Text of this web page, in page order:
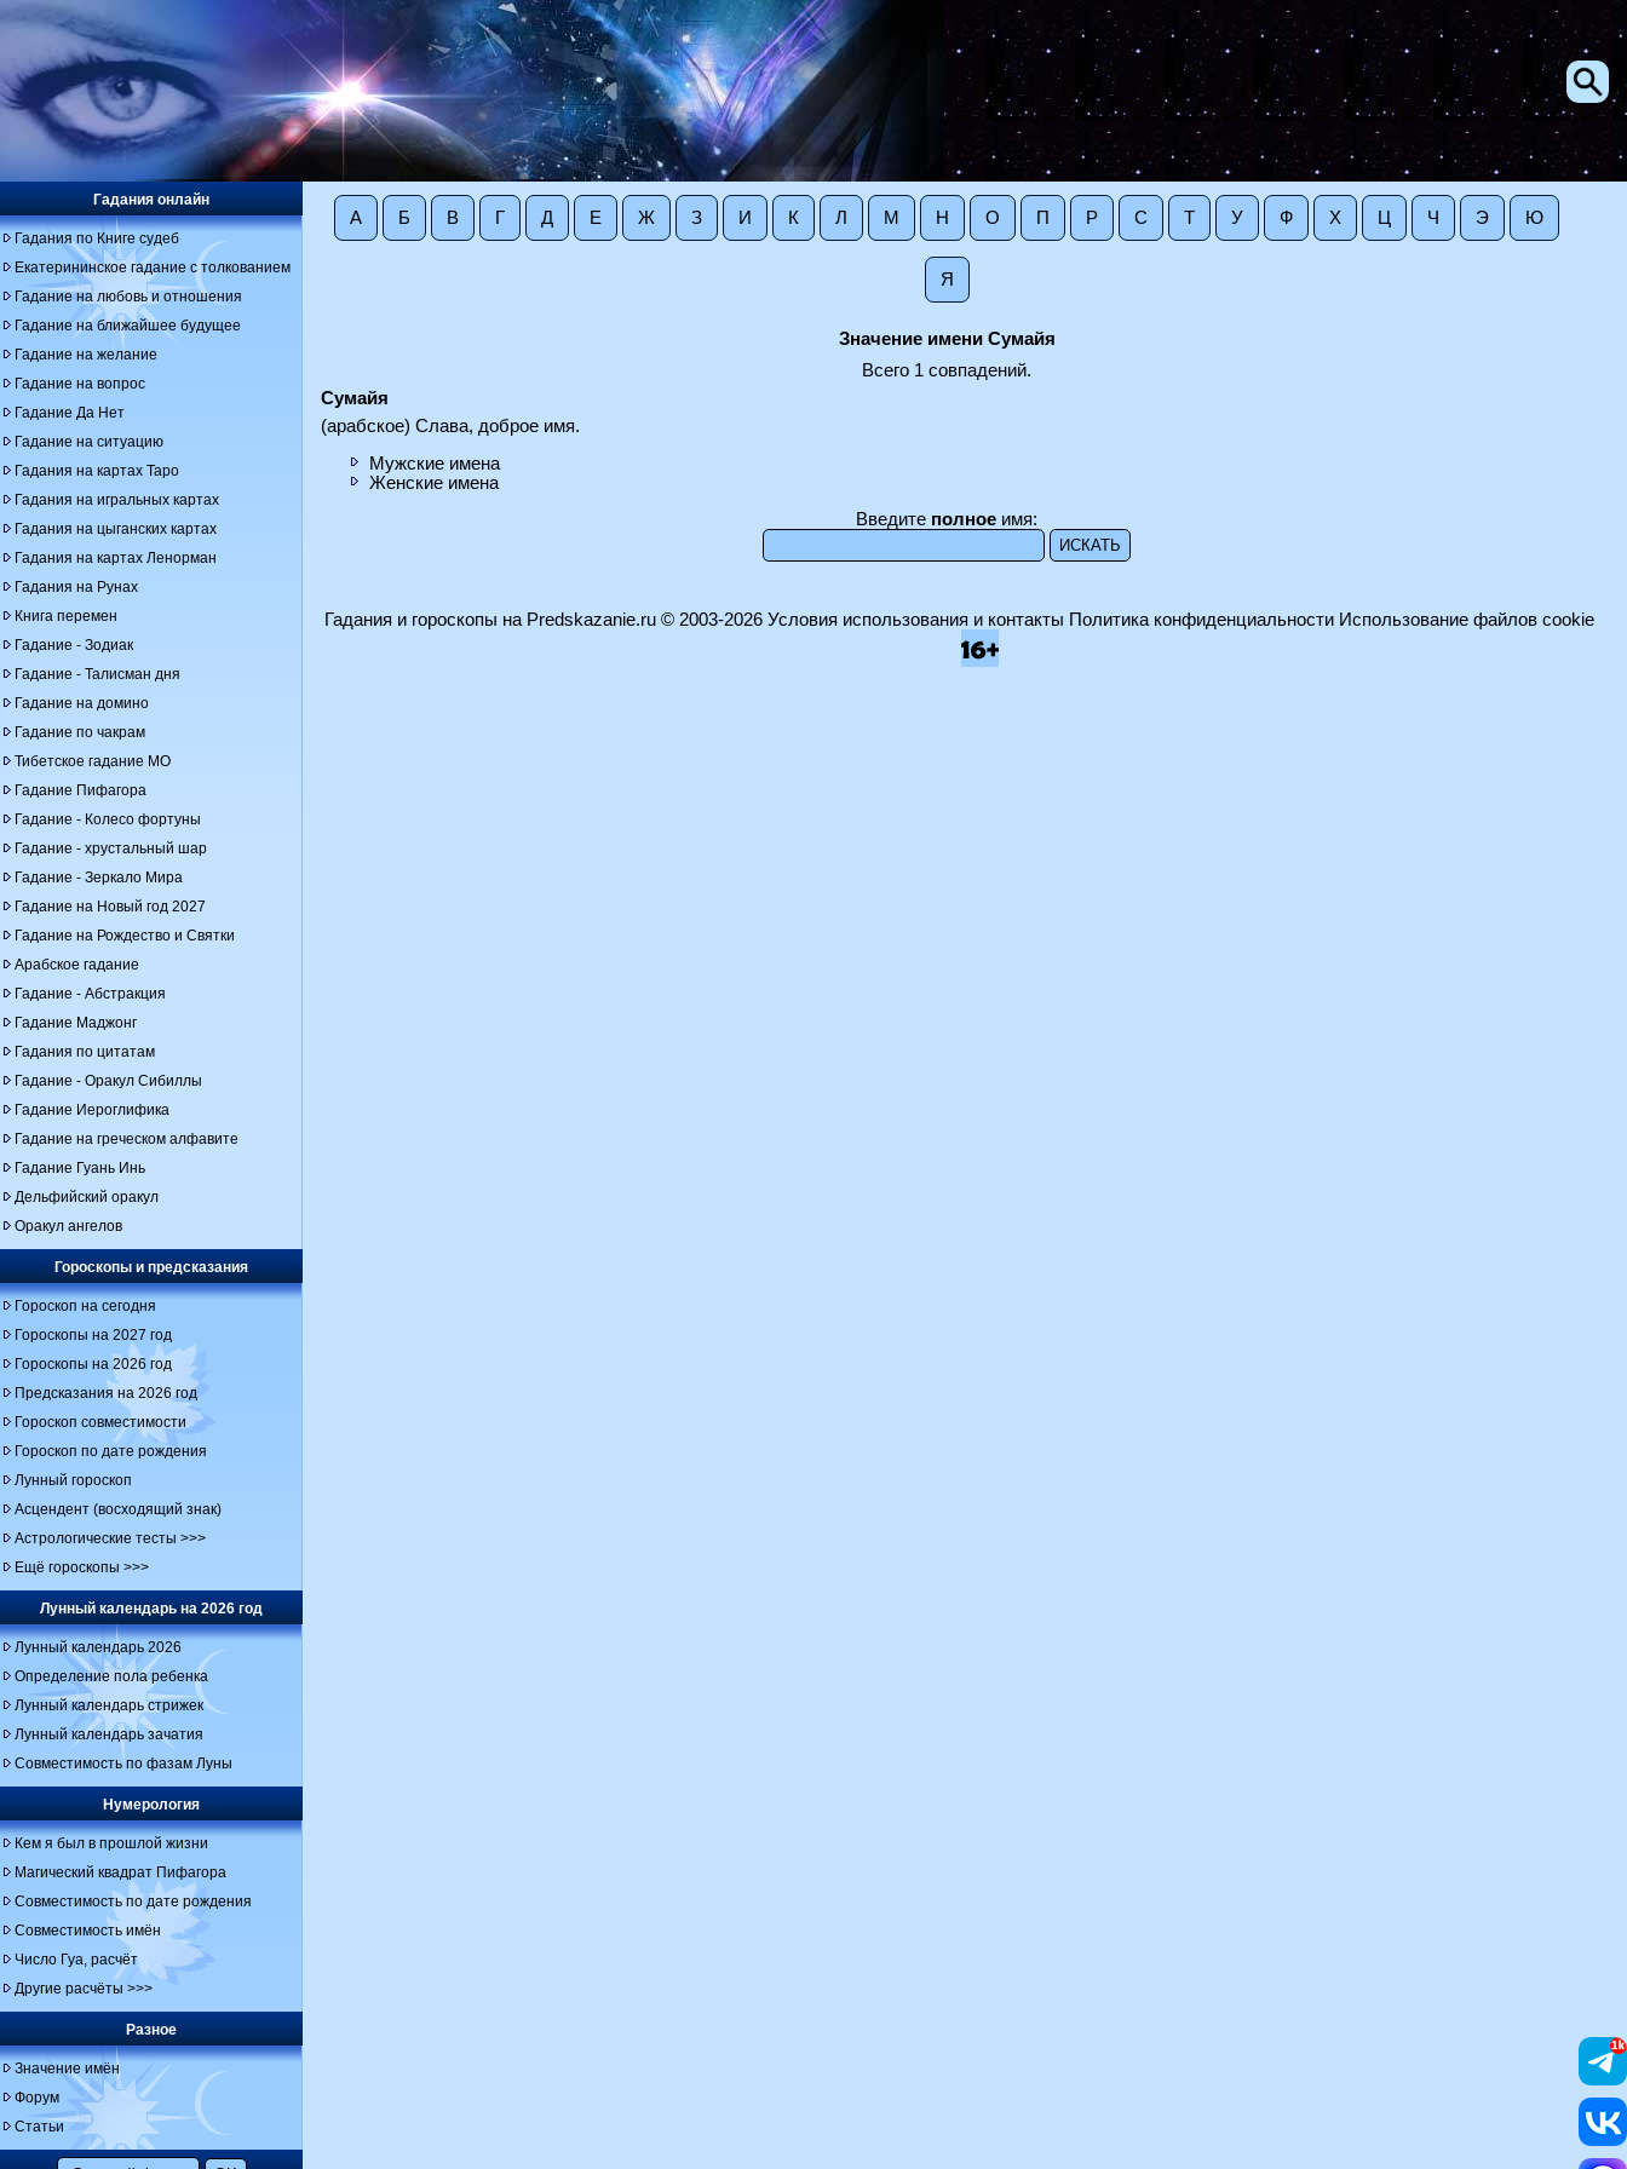
А Б В Г Д Е Ж З И К Л М Н О П Р С Т У Ф Х Ц Ч Э Ю
Я
Значение имени Сумайя
Всего 1 совпадений.
Сумайя
(арабское) Слава, доброе имя.
Мужские имена
Женские имена
Введите полное имя:
Гадания онлайн
Гадания по Книге судеб
Екатерининское гадание с толкованием
Гадание на любовь и отношения
Гадание на ближайшее будущее
Гадание на желание
Гадание на вопрос
Гадание Да Нет
Гадание на ситуацию
Гадания на картах Таро
Гадания на игральных картах
Гадания на цыганских картах
Гадания на картах Ленорман
Гадания на Рунах
Книга перемен
Гадание - Зодиак
Гадание - Талисман дня
Гадание на домино
Гадание по чакрам
Тибетское гадание МО
Гадание Пифагора
Гадание - Колесо фортуны
Гадание - хрустальный шар
Гадание - Зеркало Мира
Гадание на Новый год 2027
Гадание на Рождество и Святки
Арабское гадание
Гадание - Абстракция
Гадание Маджонг
Гадания по цитатам
Гадание - Оракул Сибиллы
Гадание Иероглифика
Гадание на греческом алфавите
Гадание Гуань Инь
Дельфийский оракул
Оракул ангелов
Гороскопы и предсказания
Гороскоп на сегодня
Гороскопы на 2027 год
Гороскопы на 2026 год
Предсказания на 2026 год
Гороскоп совместимости
Гороскоп по дате рождения
Лунный гороскоп
Асцендент (восходящий знак)
Астрологические тесты >>>
Ещё гороскопы >>>
Лунный календарь на 2026 год
Лунный календарь 2026
Определение пола ребенка
Лунный календарь стрижек
Лунный календарь зачатия
Совместимость по фазам Луны
Нумерология
Кем я был в прошлой жизни
Магический квадрат Пифагора
Совместимость по дате рождения
Совместимость имён
Число Гуа, расчёт
Другие расчёты >>>
Разное
Значение имён
Форум
Статьи
Гадания и гороскопы на Predskazanie.ru© 2003-2026 Условия использования и контакты Политика конфиденциальности Использование файлов cookie